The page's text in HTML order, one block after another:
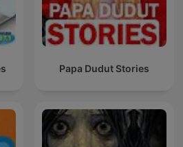
Papa Dudut Stories